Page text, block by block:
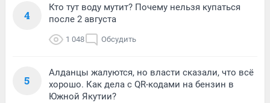
4
Кто тут воду мутит? Почему нельзя купаться
после 2 августа
1 048 Обсудить
5
Алданцы жалуются, но власти сказали, что всё
хорошо. Как дела с QR-кодами на бензин в
Южной Якутии?